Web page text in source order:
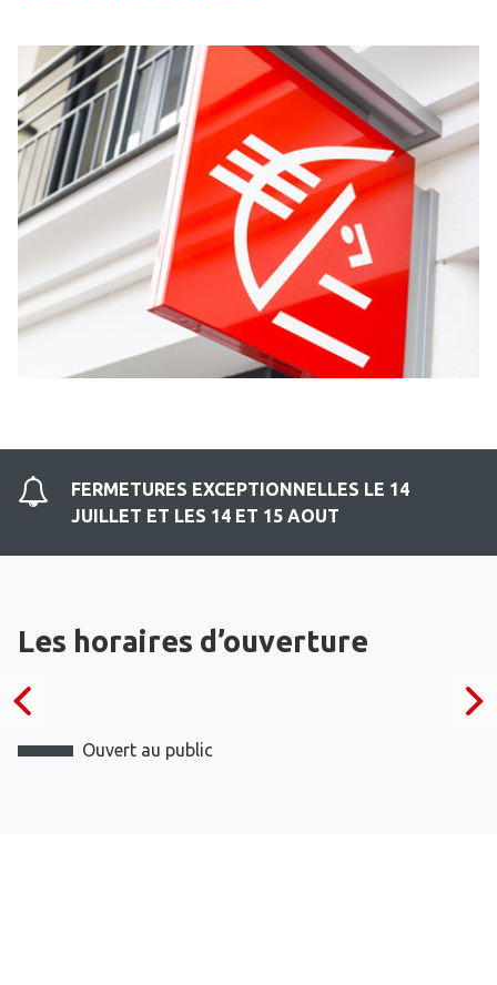
FERMETURES EXCEPTIONNELLES LE 14
JUILLET ET LES 14 ET 15 AOUT
Les horaires d’ouverture
Ouvert au public